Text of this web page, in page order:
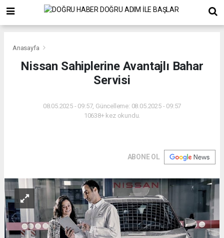
Anasayfa
Nissan Sahiplerine Avantajlı Bahar
Servisi
08.05.2025 - 09:57, Güncelleme: 08.05.2025 - 09:57
10638+ kez okundu.
ABONE OL